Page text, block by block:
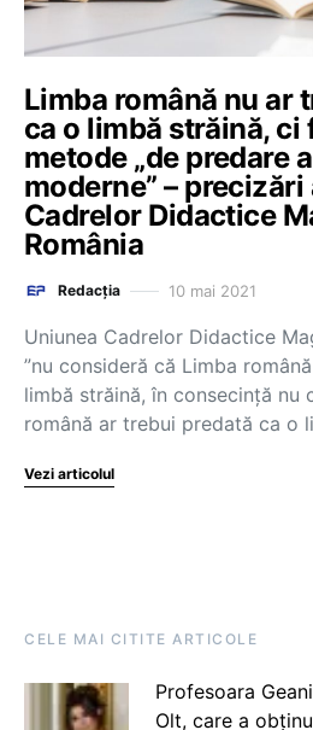
Limba română nu ar
ca o limbă străină, ci
metode „de predare
moderne” –
Cadrelor Didactice
România
Redacția 10 mai 2021
Uniunea Cadrelor Didactice
”nu consideră că Limba
limbă străină, în consecință nu
română ar trebui predată ca o
Vezi articolul
CELE MAI CITITE ARTICOLE
Profesoara
Olt, care a